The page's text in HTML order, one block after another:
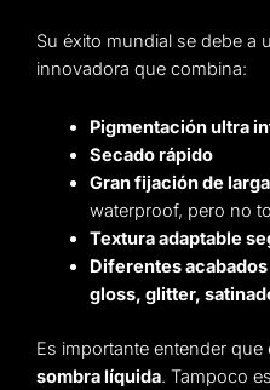
Su éxito mundial se debe a
innovadora que combina:
Pigmentación ultra
Secado rápido
Gran fijación de
waterproof, pero no
Textura adaptable
Diferentes
gloss, glitter,
Es importante entender que
sombra líquida. Tampoco